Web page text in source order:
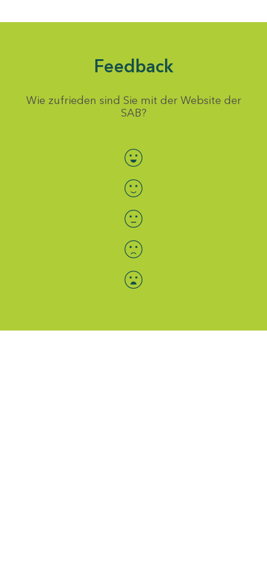
Feedback
Wie zufrieden sind Sie mit der Website der
SAB?
Bewertung auswählen